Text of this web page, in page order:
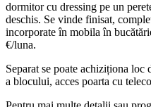
dormitor cu dressing pe un
deschis. Se vinde finisat,
incorporate în mobila în
€/luna.
Separat se poate achiziționa loc
a blocului, acces poarta cu